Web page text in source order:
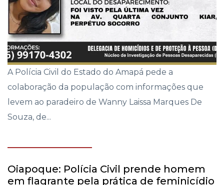
A Polícia Civil do Estado do Amapá pede a
colaboração da população com informações que
levem ao paradeiro de Wanny Laissa Marques De
Souza, de...
Oiapoque: Polícia Civil prende homem
em flagrante pela prática de feminicídio